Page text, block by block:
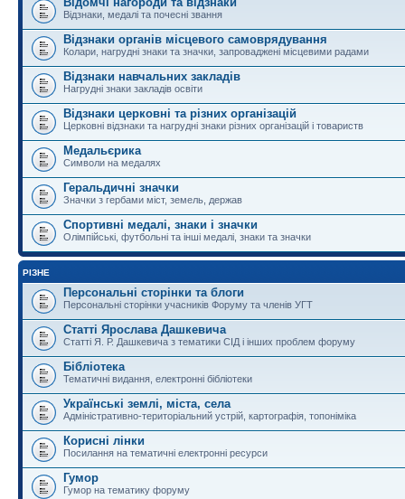
Відзнаки, медалі та почесні звання
Відзнаки органів місцевого самоврядування
Колари, нагрудні знаки та значки, запроваджені місцевими радами
Відзнаки навчальних закладів
Нагрудні знаки закладів освіти
Відзнаки церковні та різних організацій
Церковні відзнаки та нагрудні знаки різних організацій і товариств
Медальєрика
Символи на медалях
Геральдичні значки
Значки з гербами міст, земель, держав
Спортивні медалі, знаки і значки
Олімпійські, футбольні та інші медалі, знаки та значки
РІЗНЕ
Персональні сторінки та блоги
Персональні сторінки учасників Форуму та членів УГТ
Статті Ярослава Дашкевича
Статті Я. Р. Дашкевича з тематики СІД і інших проблем форуму
Бібліотека
Тематичні видання, електронні бібліотеки
Українські землі, міста, села
Адміністративно-територіальний устрій, картографія, топоніміка
Корисні лінки
Посилання на тематичні електронні ресурси
Гумор
Гумор на тематику форуму